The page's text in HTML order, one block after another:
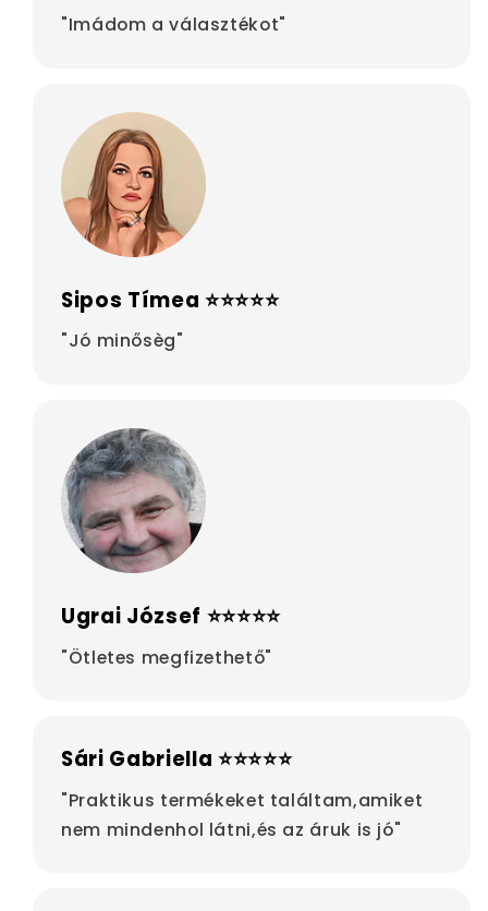
"Imádom a választékot"
Sipos Tímea ⭐⭐⭐⭐⭐
"Jó minősèg"
Ugrai József ⭐⭐⭐⭐⭐
"Ötletes megfizethető"
Sári Gabriella ⭐⭐⭐⭐⭐
"Praktikus termékeket találtam,amiket
nem mindenhol látni,és az áruk is jó"